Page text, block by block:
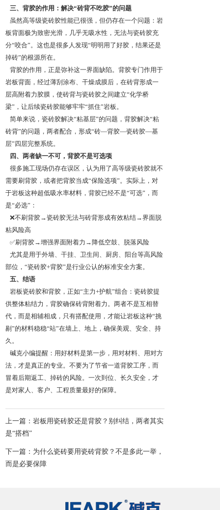
三、背胶的作用：解决“砖背不吃胶”的问题
虽然高等级瓷砖胶性能已很强，但仍存在一个问题：岩
板背面极为致密光滑，几乎无吸水性，无法与瓷砖胶充
分“咬合”。这也是很多人发现“明明用了好胶，结果还是
掉砖”的根源所在。
背胶的作用，正是弥补这一界面缺陷。背胶专门作用于
岩板背面，经过薄刮涂布、干燥成膜后，在砖背形成一
层高附着力胶膜，使砖背与瓷砖胶之间建立“化学桥
梁”，让后续瓷砖胶能够牢牢“抓住”岩板。
简单来说，瓷砖胶解决“粘基层”的问题，背胶解决“粘
砖背”的问题，两者配合，形成“砖—背胶—瓷砖胶—基
层”四层完整系统。
四、两者缺一不可，背胶不是可选项
很多施工现场仍存在误区，认为用了高等级瓷砖胶就不
需要刷背胶，或者把背胶当成“保险选项”。实际上，对
于岩板这种超低吸水率材料，背胶已经不是“可选”，而
是“必选”：
❌不刷背胶→瓷砖胶无法与砖背形成有效粘结→界面脱
粘风险高
✅刷背胶→增强界面附着力→降低空鼓、脱落风险
尤其是用于外墙、干挂、卫生间、厨房、阳台等高风险
部位，“瓷砖胶+背胶”是行业公认的标准安全方案。
五、结语
岩板瓷砖胶和背胶，正如“主力+护航”组合：瓷砖胶提
供整体粘结力，背胶确保砖背附着力。两者不是互相替
代，而是相辅相成，只有搭配使用，才能让岩板这种“挑
剔”的材料稳稳“站”在墙上、地上，确保美观、安全、持
久。
碱克小编提醒：用好材料是第一步，用对材料、用对方
法，才是真正的专业。不要为了节省一道背胶工序，而
冒着后期返工、掉砖的风险。一次到位、长久安全，才
是对家人、客户、工程质量最好的保障。
上一篇：岩板用瓷砖胶还是背胶？别纠结，两者其实
是“搭档”
下一篇：为什么瓷砖要用瓷砖背胶？不是多此一举，
而是必要保障